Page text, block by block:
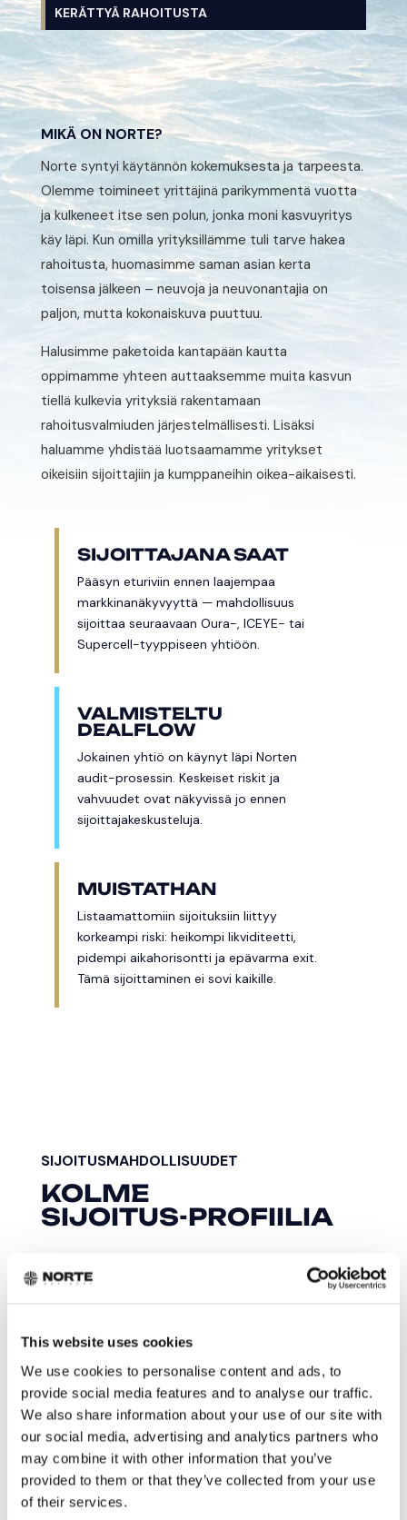
This website uses cookies
We use cookies to personalise content and ads, to
provide social media features and to analyse our traffic.
We also share information about your use of our site with
our social media, advertising and analytics partners who
may combine it with other information that you’ve
provided to them or that they’ve collected from your use
of their services.
KERÄTTYÄ RAHOITUSTA
MIKÄ ON NORTE?
Norte syntyi käytännön kokemuksesta ja tarpeesta.
Olemme toimineet yrittäjinä parikymmentä vuotta
ja kulkeneet itse sen polun, jonka moni kasvuyritys
käy läpi. Kun omilla yrityksillämme tuli tarve hakea
rahoitusta, huomasimme saman asian kerta
toisensa jälkeen – neuvoja ja neuvonantajia on
paljon, mutta kokonaiskuva puuttuu.
Halusimme paketoida kantapään kautta
oppimamme yhteen auttaaksemme muita kasvun
tiellä kulkevia yrityksiä rakentamaan
rahoitusvalmiuden järjestelmällisesti. Lisäksi
haluamme yhdistää luotsaamamme yritykset
oikeisiin sijoittajiin ja kumppaneihin oikea-aikaisesti.
SIJOITTAJANA SAAT
Pääsyn eturiviin ennen laajempaa
markkinanäkyvyyttä — mahdollisuus
sijoittaa seuraavaan Oura-, ICEYE- tai
Supercell-tyyppiseen yhtiöön.
VALMISTELTU
DEALFLOW
Jokainen yhtiö on käynyt läpi Norten
audit-prosessin. Keskeiset riskit ja
vahvuudet ovat näkyvissä jo ennen
sijoittajakeskusteluja.
MUISTATHAN
Listaamattomiin sijoituksiin liittyy
korkeampi riski: heikompi likviditeetti,
pidempi aikahorisontti ja epävarma exit.
Tämä sijoittaminen ei sovi kaikille.
SIJOITUSMAHDOLLISUUDET
KOLME
SIJOITUS-PROFIILIA
PROFIILI 1
Kasvu- & Teknologiayhtiöt
↑ Moninkertainen tuotto-odotus
Korkeamman potentiaalin yhtiöitä — arvo
rakentuu kasvun, IP:n, skaalautuvuuden ja